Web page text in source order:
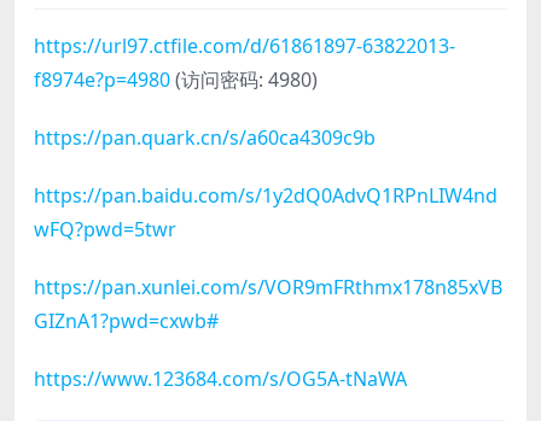
https://url97.ctfile.com/d/61861897-63822013-
f8974e?p=4980(访问密码: 4980)
https://pan.quark.cn/s/a60ca4309c9b
https://pan.baidu.com/s/1y2dQ0AdvQ1RPnLIW4nd
wFQ?pwd=5twr
https://pan.xunlei.com/s/VOR9mFRthmx178n85xVB
GIZnA1?pwd=cxwb#
https://www.123684.com/s/OG5A-tNaWA